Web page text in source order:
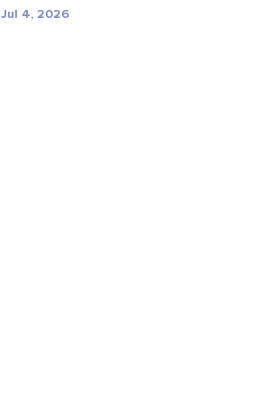
especificaciones y ries...
Jul 4, 2026